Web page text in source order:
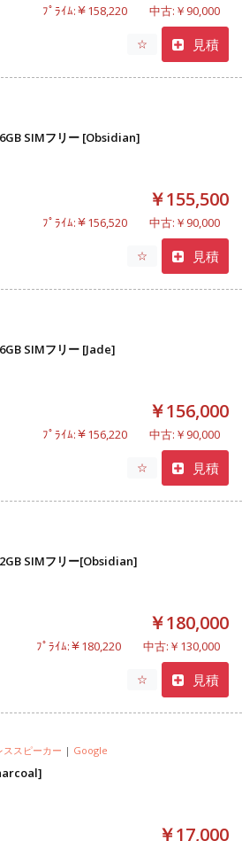
ﾌﾟﾗｲﾑ:￥158,220 中古:￥90,000
☆ 見積
SIMフリー [Obsidian]
￥155,500
ﾌﾟﾗｲﾑ:￥156,520 中古:￥90,000
☆ 見積
SIMフリー [Jade]
￥156,000
ﾌﾟﾗｲﾑ:￥156,220 中古:￥90,000
☆ 見積
SIMフリー[Obsidian]
￥180,000
ﾌﾟﾗｲﾑ:￥180,220 中古:￥130,000
☆ 見積
スピーカー | Google
￥17,000